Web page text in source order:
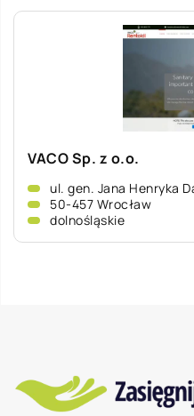
VACO Sp. z o.o.
ul. gen. Jana Henryka
50-457 Wrocław
dolnośląskie